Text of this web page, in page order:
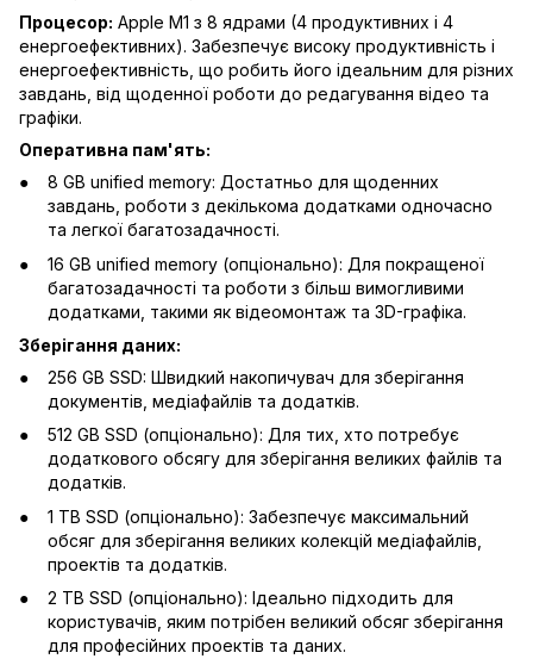
Процесор: Apple M1 з 8 ядрами (4 продуктивних і 4
енергоефективних). Забезпечує високу продуктивність і
енергоефективність, що робить його ідеальним для різних
завдань, від щоденної роботи до редагування відео та
графіки.
Оперативна пам'ять:
8 GB unified memory: Достатньо для щоденних
завдань, роботи з декількома додатками одночасно
та легкої багатозадачності.
16 GB unified memory (опціонально): Для покращеної
багатозадачності та роботи з більш вимогливими
додатками, такими як відеомонтаж та 3D-графіка.
Зберігання даних:
256 GB SSD: Швидкий накопичувач для зберігання
документів, медіафайлів та додатків.
512 GB SSD (опціонально): Для тих, хто потребує
додаткового обсягу для зберігання великих файлів та
додатків.
1 TB SSD (опціонально): Забезпечує максимальний
обсяг для зберігання великих колекцій медіафайлів,
проектів та додатків.
2 TB SSD (опціонально): Ідеально підходить для
користувачів, яким потрібен великий обсяг зберігання
для професійних проектів та даних.